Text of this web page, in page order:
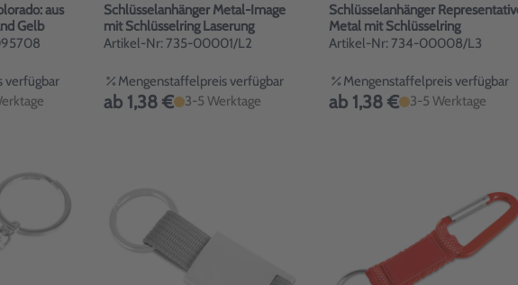
aus
Metall mit gelbem Band Gelb
verfügbar
Schlüsselanhänger Metal-Image
mit Schlüsselring Laserung
Artikel-Nr: 735-00001/L2
Mengenstaffelpreis verfügbar
ab 1,38 € 3-5 Werktage
Schlüsselanhänger
Metal mit Schlüsselring
Artikel-Nr: 734-00008/L3
Mengenstaffelpreis verfügbar
ab 1,38 € 3-5 Werktage